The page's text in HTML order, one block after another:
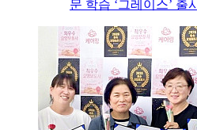
문 학습 ‘그레이스’ 출시